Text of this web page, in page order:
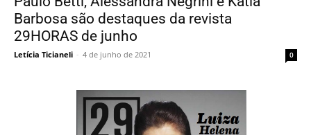
Barbosa são destaques da revista
29HORAS de junho
Letícia Ticianeli - 4 de junho de 2021 0